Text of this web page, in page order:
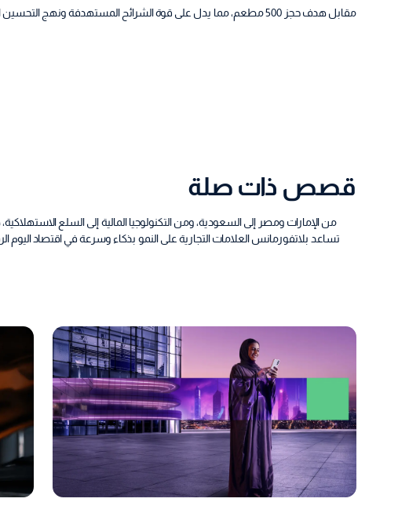
مقابل هدف حجز 500 مطعم، مما يدل على قوة الشرائح المستهدفة ونهج التحسين المتكرر
قصص ذات صلة
من الإمارات ومصر إلى السعودية، ومن التكنولوجيا المالية إلى السلع
تساعد بلاتفورمانس العلامات التجارية على النمو بذكاء وسرعة في اقتصاد اليوم